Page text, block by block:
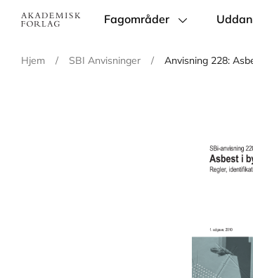
Main
Fagområder
Hjem / SBI Anvisninger / Anvisning 228: